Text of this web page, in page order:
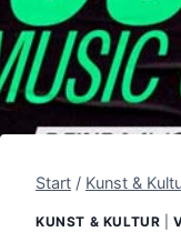
Start / Kunst &
KUNST & KULTUR |